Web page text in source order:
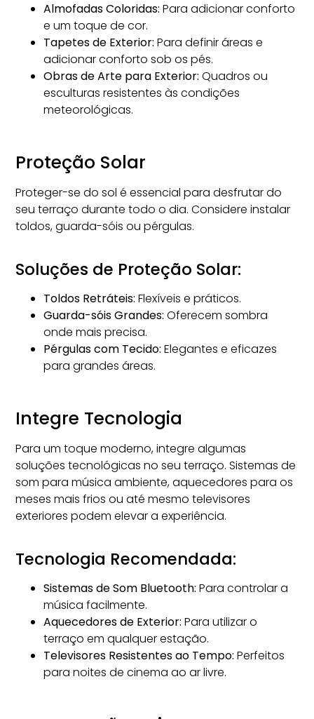
Almofadas Coloridas: Para adicionar conforto
e um toque de cor.
Tapetes de Exterior: Para definir áreas e
adicionar conforto sob os pés.
Obras de Arte para Exterior: Quadros ou
esculturas resistentes às condições
meteorológicas.
Proteção Solar
Proteger-se do sol é essencial para desfrutar do
seu terraço durante todo o dia. Considere instalar
toldos, guarda-sóis oupérgulas.
Soluções de Proteção Solar:
Toldos Retráteis: Flexíveis e práticos.
Guarda-sóis Grandes: Oferecem sombra
onde mais precisa.
Pérgulas com Tecido: Elegantes e eficazes
para grandes áreas.
Integre Tecnologia
Para um toque moderno, integre algumas
soluções tecnológicas no seu terraço. Sistemas de
som para música ambiente, aquecedores para os
meses mais frios ou até mesmo televisores
exteriores podem elevar a experiência.
Tecnologia Recomendada:
Sistemas de Som Bluetooth: Para controlar a
música facilmente.
Aquecedores de Exterior: Para utilizar o
terraço em qualquer estação.
Televisores Resistentes ao Tempo: Perfeitos
para noites de cinema ao ar livre.